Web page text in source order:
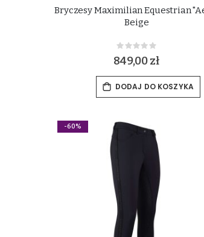
Bryczesy Maximilian Equestrian
Beige
Rating:
0%
849,00 zł
DODAJ DO KOSZYKA
-60%